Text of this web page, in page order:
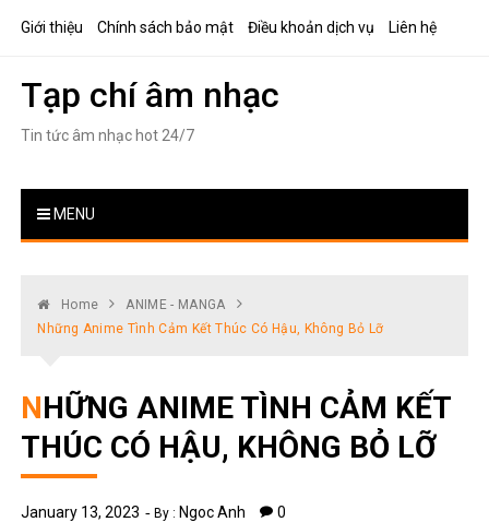
Giới thiệu Chính sách bảo mật Điều khoản dịch vụ Liên hệ
Tạp chí âm nhạc
Tin tức âm nhạc hot 24/7
MENU
Home
ANIME - MANGA
Những Anime Tình Cảm Kết Thúc Có Hậu, Không Bỏ Lỡ
NHỮNG ANIME TÌNH CẢM KẾT
THÚC CÓ HẬU, KHÔNG BỎ LỠ
January 13, 2023 By : Ngoc Anh 0